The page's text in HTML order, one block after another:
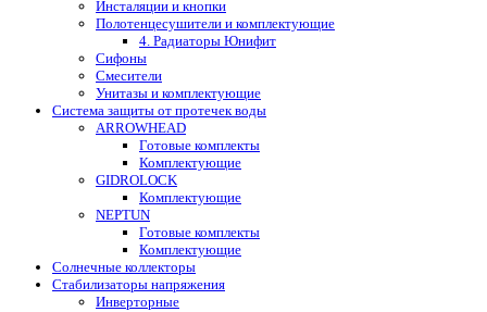
Инсталяции и кнопки
Полотенцесушители и комплектующие
4. Радиаторы Юнифит
Сифоны
Смесители
Унитазы и комплектующие
Система защиты от протечек воды
ARROWHEAD
Готовые комплекты
Комплектующие
GIDROLOCK
Комплектующие
NEPTUN
Готовые комплекты
Комплектующие
Солнечные коллекторы
Стабилизаторы напряжения
Инверторные